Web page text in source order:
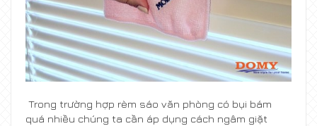
Trong trường hợp rèm sáo văn phòng có bụi bám
quá nhiều chúng ta cần áp dụng cách ngâm giặt